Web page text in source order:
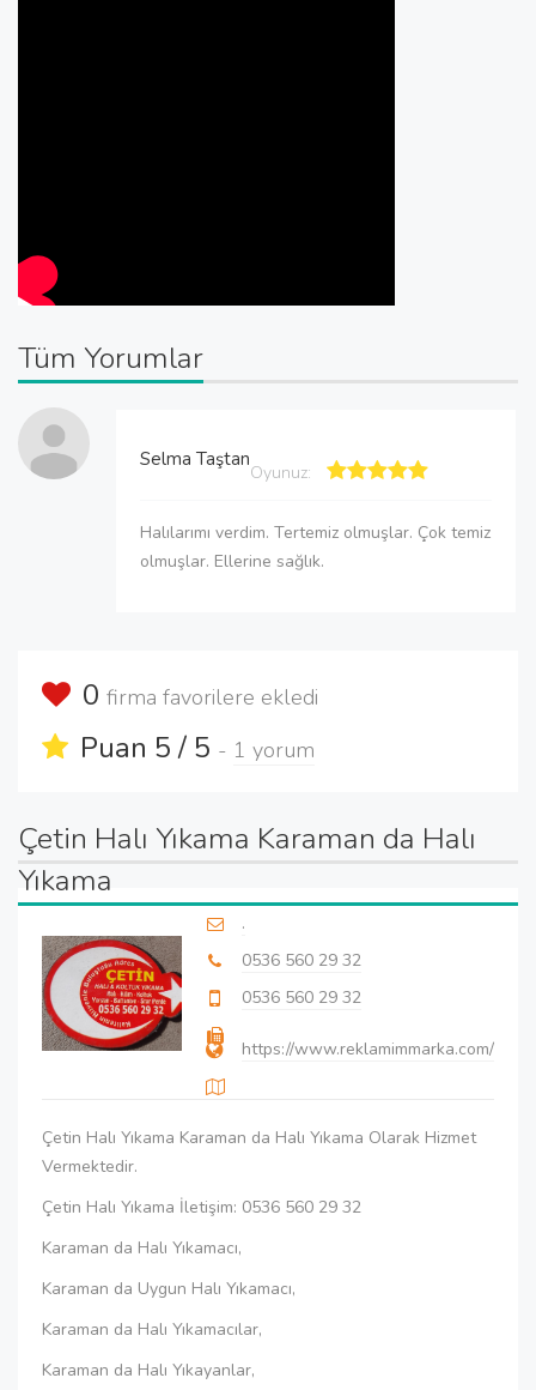
Tüm Yorumlar
Selma Taştan
Oyunuz:
Halılarımı verdim. Tertemiz olmuşlar. Çok temiz
olmuşlar. Ellerine sağlık.
0 firma favorilere ekledi
Puan 5 / 5 - 1 yorum
Çetin Halı Yıkama Karaman da Halı
Yıkama
.
0536 560 29 32
0536 560 29 32
https://www.reklamimmarka.com/
Çetin Halı Yıkama Karaman da Halı Yıkama Olarak Hizmet
Vermektedir.
Çetin Halı Yıkama İletişim: 0536 560 29 32
Karaman da Halı Yıkamacı,
Karaman da Uygun Halı Yıkamacı,
Karaman da Halı Yıkamacılar,
Karaman da Halı Yıkayanlar,